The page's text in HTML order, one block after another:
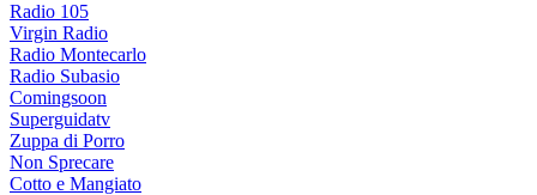
Radio 105
Virgin Radio
Radio Montecarlo
Radio Subasio
Comingsoon
Superguidatv
Zuppa di Porro
Non Sprecare
Cotto e Mangiato